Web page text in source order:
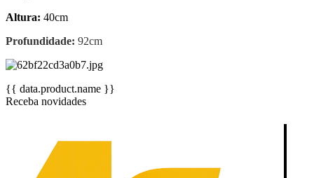
Altura: 40cm
Profundidade: 92cm
{{ data.product.name }}
Receba novidades